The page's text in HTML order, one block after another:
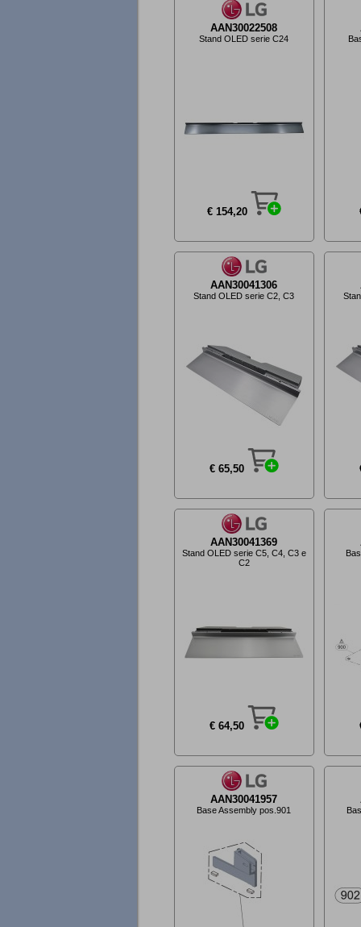
AAN30022508
Stand OLED serie C24
€ 154,20
AAN30041306
Stand OLED serie C2, C3
€ 65,50
AAN30041369
Stand OLED serie C5, C4, C3 e
C2
€ 64,50
AAN30041957
Base Assembly pos.901